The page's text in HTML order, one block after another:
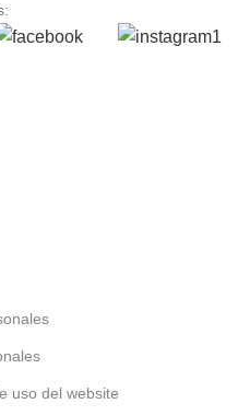
uso del website